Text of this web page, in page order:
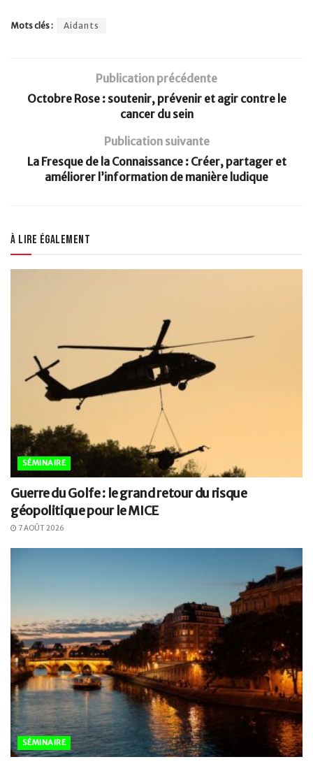
Mots clés : Aidants
Publication précédente
Octobre Rose : soutenir, prévenir et agir contre le
cancer du sein
Publication suivante
La Fresque de la Connaissance : Créer, partager et
améliorer l’information de manière ludique
À lire également
SÉMINAIRE
Guerre du Golfe : le grand retour du risque
géopolitique pour le MICE
7 AOÛT 2026
SÉMINAIRE